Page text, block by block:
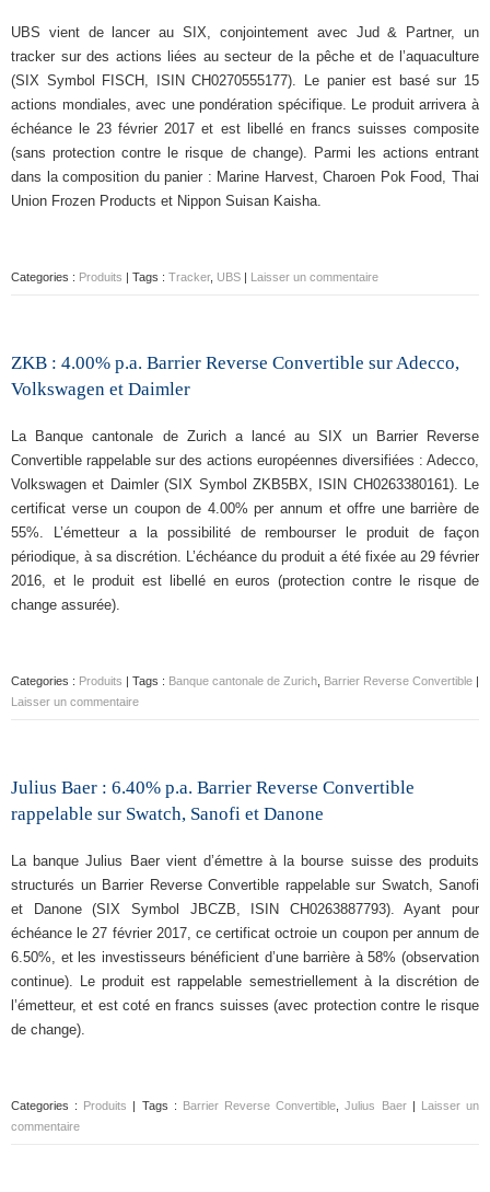
UBS vient de lancer au SIX, conjointement avec Jud & Partner, un
tracker sur des actions liées au secteur de la pêche et de l’aquaculture
(SIX Symbol FISCH, ISIN CH0270555177). Le panier est basé sur 15
actions mondiales, avec une pondération spécifique. Le produit arrivera à
échéance le 23 février 2017 et est libellé en francs suisses composite
(sans protection contre le risque de change). Parmi les actions entrant
dans la composition du panier : Marine Harvest, Charoen Pok Food, Thai
Union Frozen Products et Nippon Suisan Kaisha.
Categories : Produits | Tags : Tracker, UBS | Laisser un commentaire
ZKB : 4.00% p.a. Barrier Reverse Convertible sur Adecco,
Volkswagen et Daimler
La Banque cantonale de Zurich a lancé au SIX un Barrier Reverse
Convertible rappelable sur des actions européennes diversifiées : Adecco,
Volkswagen et Daimler (SIX Symbol ZKB5BX, ISIN CH0263380161). Le
certificat verse un coupon de 4.00% per annum et offre une barrière de
55%. L’émetteur a la possibilité de rembourser le produit de façon
périodique, à sa discrétion. L’échéance du produit a été fixée au 29 février
2016, et le produit est libellé en euros (protection contre le risque de
change assurée).
Categories : Produits | Tags : Banque cantonale de Zurich Barrier Reverse Convertible |
Laisser un commentaire
Julius Baer : 6.40% p.a. Barrier Reverse Convertible
rappelable sur Swatch, Sanofi et Danone
La banque Julius Baer vient d’émettre à la bourse suisse des produits
structurés un Barrier Reverse Convertible rappelable sur Swatch, Sanofi
et Danone (SIX Symbol JBCZB, ISIN CH0263887793). Ayant pour
échéance le 27 février 2017, ce certificat octroie un coupon per annum de
6.50%, et les investisseurs bénéficient d’une barrière à 58% (observation
continue). Le produit est rappelable semestriellement à la discrétion de
l’émetteur, et est coté en francs suisses (avec protection contre le risque
de change).
Categories : Produits | Tags : Barrier Reverse Convertible ,Julius Baer| Laisser un
commentaire